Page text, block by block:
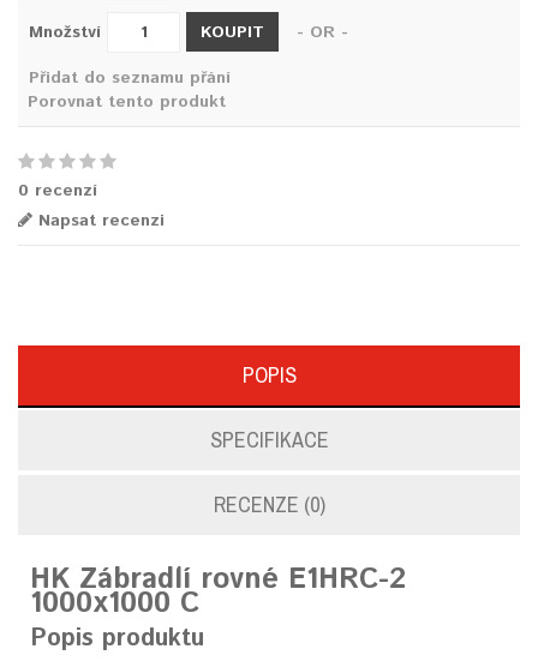
Množství KOUPIT
- OR -
Přidat do seznamu přání
Porovnat tento produkt
0 recenzí
Napsat recenzi
POPIS
SPECIFIKACE
RECENZE (0)
HK Zábradlí rovné E1HRC-2
1000x1000 C
Popis produktu